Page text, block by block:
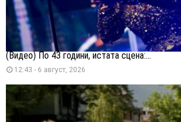
(Видео) По 43 години, истата сцена:...
12:43 - 6 август, 2026